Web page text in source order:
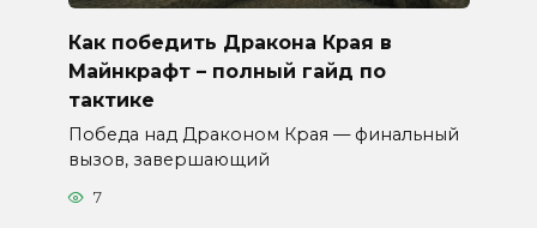
Как победить Дракона Края в
Майнкрафт – полный гайд по
тактике
Победа над Драконом Края — финальный
вызов, завершающий
7